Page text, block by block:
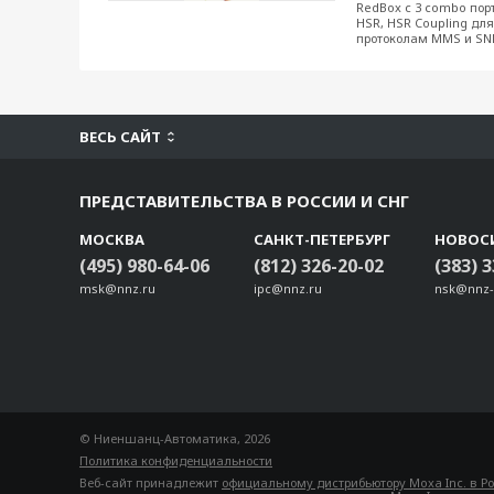
RedBox с 3 combo
HSR, HSR Coupling
протоколам MMS и
ВЕСЬ САЙТ
ПРЕДСТАВИТЕЛЬСТВА В РОССИИ И СНГ
МОСКВА
(495) 980-64-06
msk@nnz.ru
САНКТ-ПЕТЕРБУРГ
(812) 326-20-02
ipc@nnz.ru
(383)
© Ниеншанц-Автоматика, 2026
Политика конфиденциальности
Веб-сайт принадлежит официальному дистрибьютору Moxa Inc. в